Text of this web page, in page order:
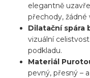
elegantně
přechody, žádné
Dilatační spára
vizuální
podkladu.
Materiál
pevný, přesný –